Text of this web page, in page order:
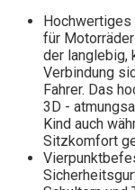
für
der langlebig,
Verbindung
Fahrer. Das
3D -
Kind auch
Sitzkomfort